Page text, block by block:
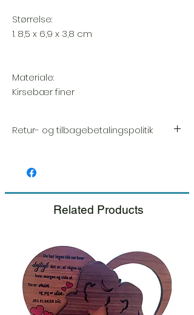
Størrelse:
1. 8,5 x 6,9 x 3,8 cm
Materiale:
Kirsebær finer
Retur- og tilbagebetalingspolitik
vores højeste prioritet, og vi inspicerer altid
Hvis du bemærker nogen skade, når du
billede, så sørger vi for en hurtig
udskiftning.Se venligst vores Retur &
Tilbagebetalings politik.
Related Products